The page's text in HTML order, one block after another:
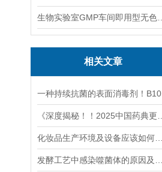
相关文章
一种持续抗菌的表面消毒剂！B10